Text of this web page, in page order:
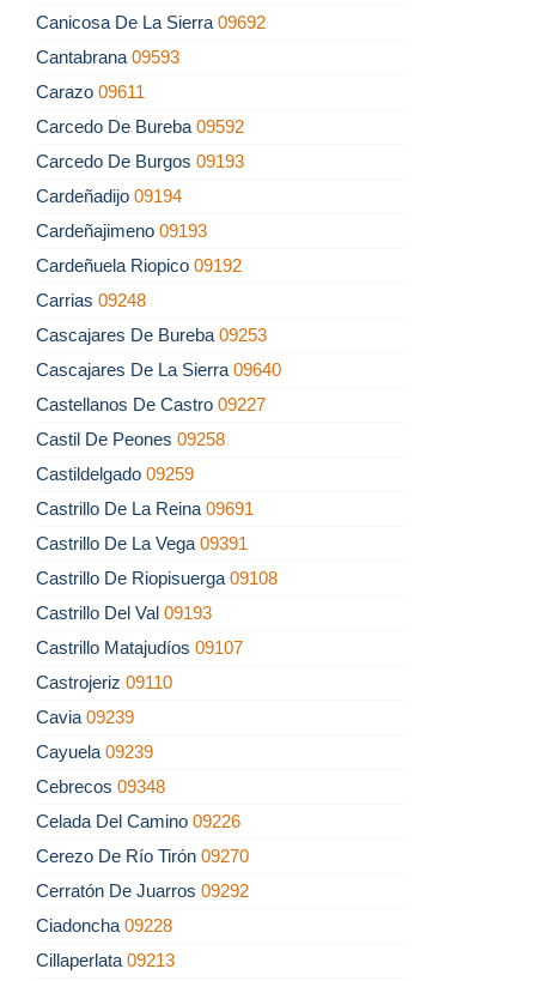
Canicosa De La Sierra 09692
Cantabrana 09593
Carazo 09611
Carcedo De Bureba 09592
Carcedo De Burgos 09193
Cardeñadijo 09194
Cardeñajimeno 09193
Cardeñuela Riopico 09192
Carrias 09248
Cascajares De Bureba 09253
Cascajares De La Sierra 09640
Castellanos De Castro 09227
Castil De Peones 09258
Castildelgado 09259
Castrillo De La Reina 09691
Castrillo De La Vega 09391
Castrillo De Riopisuerga 09108
Castrillo Del Val 09193
Castrillo Matajudíos 09107
Castrojeriz 09110
Cavia 09239
Cayuela 09239
Cebrecos 09348
Celada Del Camino 09226
Cerezo De Río Tirón 09270
Cerratón De Juarros 09292
Ciadoncha 09228
Cillaperlata 09213